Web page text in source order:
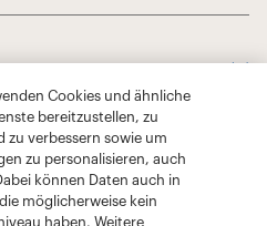
Cookies und ähnliche
bereitzustellen, zu
zu verbessern sowie um
zu personalisieren, auch
können Daten auch in
möglicherweise kein
haben. Weitere